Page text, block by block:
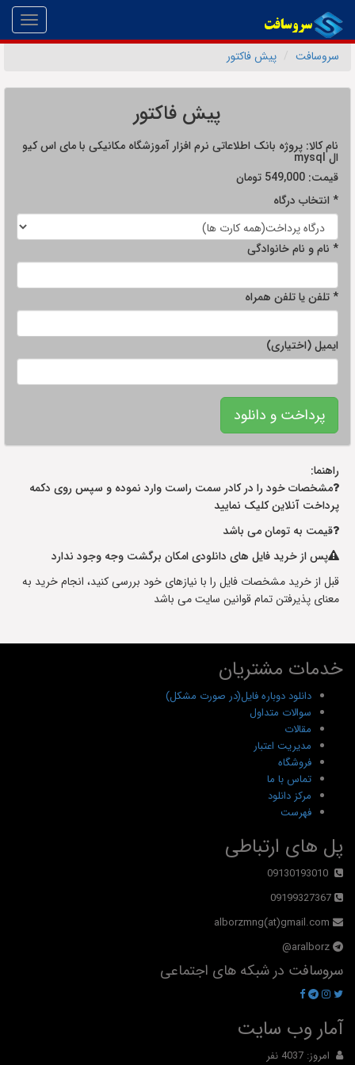
سروسافت
پیش فاکتور
پیش فاکتور
نام کالا: پروژه بانک اطلاعاتی نرم افزار آموزشگاه مکانیکی با مای اس کیو
ال mysql
قیمت: 549,000 تومان
* انتخاب درگاه
* نام و نام خانوادگی
* تلفن یا تلفن همراه
ایمیل (اختیاری)
راهنما:
مشخصات خود را در کادر سمت راست وارد نموده و سپس روی دکمه
پرداخت آنلاین کلیک نمایید
قیمت به تومان می باشد
پس از خرید فایل های دانلودی امکان برگشت وجه وجود ندارد
قبل از خرید مشخصات فایل را با نیازهای خود بررسی کنید، انجام خرید به
معنای پذیرفتن تمام قوانین سایت می باشد
خدمات مشتریان
دانلود دوباره فایل(در صورت مشکل)
سوالات متداول
مقالات
مدیریت اعتبار
فروشگاه
تماس با ما
مرکز دانلود
فهرست
پل های ارتباطی
09130193010
09199327367
alborzmng(at)gmail.com
aralborz@
سروسافت در شبکه های اجتماعی
آمار وب سایت
امروز: 4037 نفر